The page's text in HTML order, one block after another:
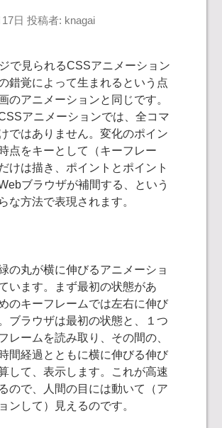
日 投稿者: knagai
で見られるCSSアニメーション
錯覚によって生まれるという点
のアニメーションと同じです。
アニメーションでは、全コマ
ではありません。変化のポイン
点をキーとして（キーフレー
けは描き、ポイントとポイント
ブラウザが補間する、という
な方法で表現されます。
の丸が横に伸びるアニメーショ
います。まず最初の状態があ
のキーフレームでは左右に伸び
ブラウザは最初の状態と、１つ
レームを読み取り、その間の、
間経過とともに横に伸びる伸び
して、表示します。これが高速
ので、人間の目には動いて（ア
ンして）見えるのです。